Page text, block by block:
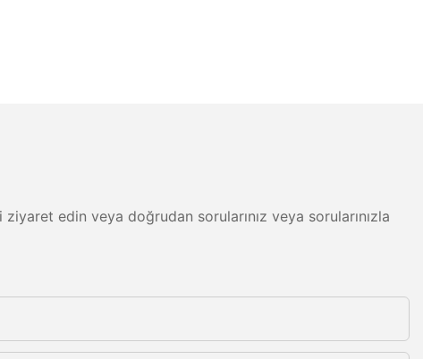
edin veya doğrudan sorularınız veya sorularınızla